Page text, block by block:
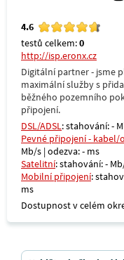
4.6
testů celkem:0
http://isp.eronx.cz
Digitální partner - jsme
maximální služby s
běžného pozemního
připojení.
DSL/ADSL: stahování: -
Pevné připojení - kabel/
Mb/s | odezva: - ms
Satelitní: stahování: -
Mobilní připojení:
ms
Dostupnost v celém